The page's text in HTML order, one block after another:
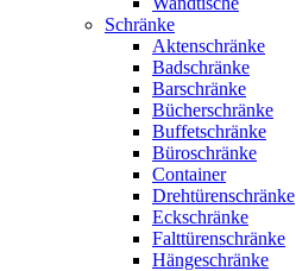
Schränke
Aktenschränke
Badschränke
Barschränke
Bücherschränke
Buffetschränke
Büroschränke
Container
Drehtürenschränke
Eckschränke
Falttürenschränke
Hängeschränke